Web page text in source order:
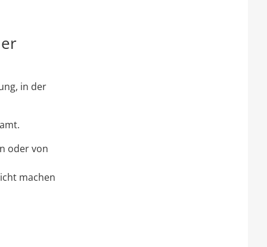
in der
oder von
machen